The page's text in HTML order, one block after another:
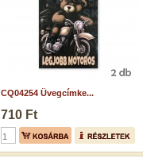
CQ04254 Üvegcímke...
710 Ft